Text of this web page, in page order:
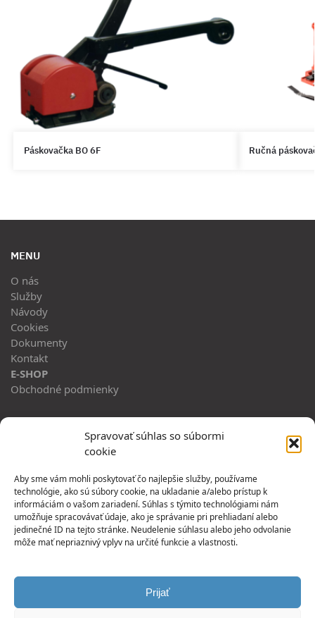
Spravovať súhlas so súbormi
cookie
Aby sme vám mohli poskytovať čo najlepšie služby, používame
technológie, ako sú súbory cookie, na ukladanie a/alebo prístup k
informáciám o vašom zariadení. Súhlas s týmito technológiami nám
umožňuje spracovávať údaje, ako je správanie pri prehliadaní alebo
jedinečné ID na tejto stránke. Neudelenie súhlasu alebo jeho odvolanie
môže mať nepriaznivý vplyv na určité funkcie a vlastnosti.
Prijať
Páskovačka BO 6F Ručná
MENU
O nás
Služby
Návody
Cookies
Dokumenty
Kontakt
E-SHOP
Obchodné podmienky
Horný Hričov 483
013 42, Horný Hričov
PREVÁDZKA:
Jesenná 1
080 05 Prešov
Instagram